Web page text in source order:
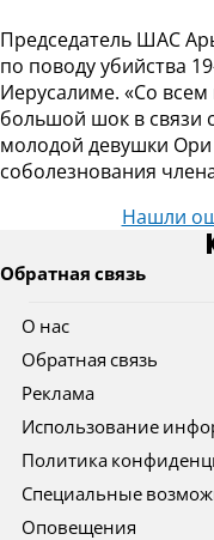
Председатель ШАС
по поводу убийства
Иерусалиме. «Со
большой шок в связи
молодой девушки
соболезнования
Нашли
Обратная связь
О нас
Обратная связь
Реклама
Использование
Политика
Специальные
Оповещения